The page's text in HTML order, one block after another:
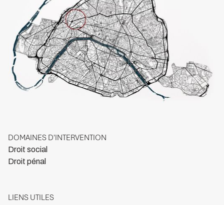
DOMAINES D'INTERVENTION
Droit social
Droit pénal
LIENS UTILES